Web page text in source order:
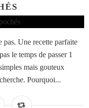
pas. Une recette parfaite
le temps de passer 1
mais gouteux
Pourquoi...